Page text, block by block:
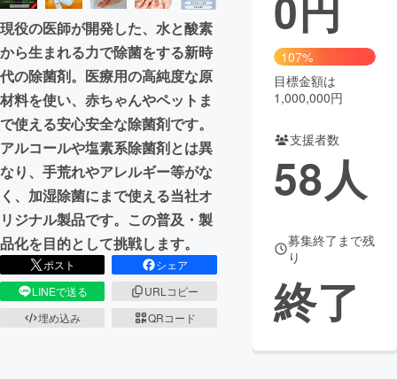
CAMPFIRE for Social Good
CAMPFIRE Creation
CAMPFIREふるさと納税machi-ya コミュニティ
現役の医師が開発した、水と酸素
から生まれる力で除菌をする新時
代の除菌剤。医療用の高純度な原
材料を使い、赤ちゃんやペットま
で使える安心安全な除菌剤です。
アルコールや塩素系除菌剤とは異
なり、手荒れやアレルギー等がな
く、加湿除菌にまで使える当社オ
リジナル製品です。この普及・製
品化を目的として挑戦します。
ポスト
シェア
LINEで送る
URLコピー
埋め込み
QRコード
107%
目標金額は
1,000,000円
支援者数
58人
募集終了まで残
り
終了